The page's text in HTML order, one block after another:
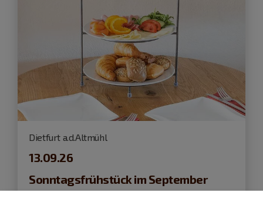
Dietfurt a.d.Altmühl
13.09.26
Sonntagsfrühstück im September